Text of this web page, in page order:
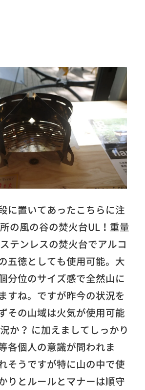
に置いてあったこちらに注
の風の谷の焚火台UL！重量
テンレスの焚火台でアルコ
五徳としても使用可能。大
分位のサイズ感で全然山に
すね。ですが昨今の状況を
その山域は火気が使用可能
か？ に加えましてしっかり
各個人の意識が問われま
そうですが特に山の中で使
りとルールとマナーは順守